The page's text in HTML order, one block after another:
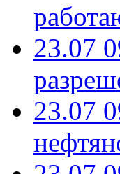
23.07
23.07